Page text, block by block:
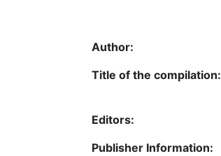
Author:
Title of the compilation:
Editors:
Publisher Information: